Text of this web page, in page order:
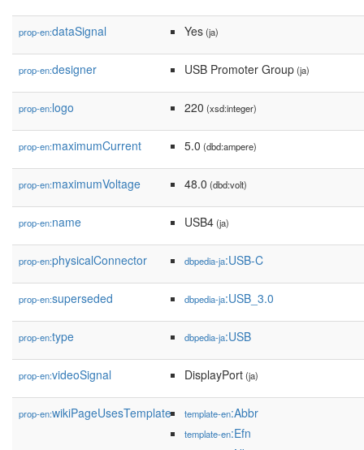
prop-en:dataSignal Yes(ja)
prop-en:designer USB Promoter Group(ja)
prop-en:logo 220 (xsd:integer)
prop-en:maximumCurrent 5.0 (dbd:ampere)
prop-en:maximumVoltage 48.0 (dbd:volt)
prop-en:name USB4(ja)
prop-en:physicalConnector dbpedia-ja:USB-C
prop-en:superseded dbpedia-ja:USB_3.0
prop-en:type dbpedia-ja:USB
prop-en:videoSignal DisplayPort(ja)
prop-en:wikiPageUsesTemplate template-en:Abbr
template-en:Efn